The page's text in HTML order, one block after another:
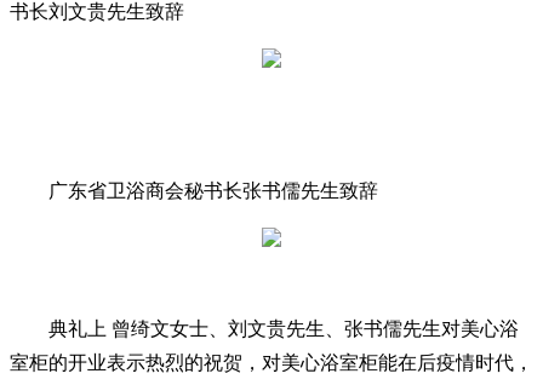
书长刘文贵先生致辞
广东省卫浴商会秘书长张书儒先生致辞
典礼上 曾绮文女士、刘文贵先生、张书儒先生对美心浴
室柜的开业表示热烈的祝贺，对美心浴室柜能在后疫情时代，